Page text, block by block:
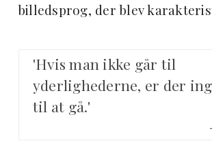
billedsprog, der blev
'Hvis man ikke går til
yderlighederne, er der
til at gå.'